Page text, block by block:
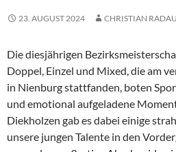
23. AUGUST 2024 CHRISTIAN RADAU
Die diesjährigen
Doppel, Einzel und Mixed, die am
in Nienburg stattfanden, boten
und emotional aufgeladene
Diekholzen gab es dabei einige
unsere jungen Talente in den